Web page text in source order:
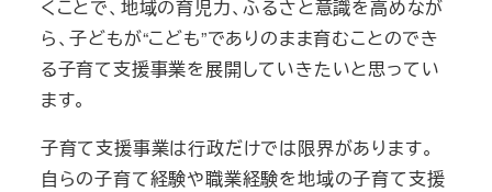
くことで、地域の育児力、ふるさと意識を高めなが
ら、子どもが“こども”でありのまま育むことのでき
る子育て支援事業を展開していきたいと思ってい
ます。
子育て支援事業は行政だけでは限界があります。
自らの子育て経験や職業経験を地域の子育て支援